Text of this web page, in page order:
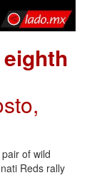
of wild
Reds rally